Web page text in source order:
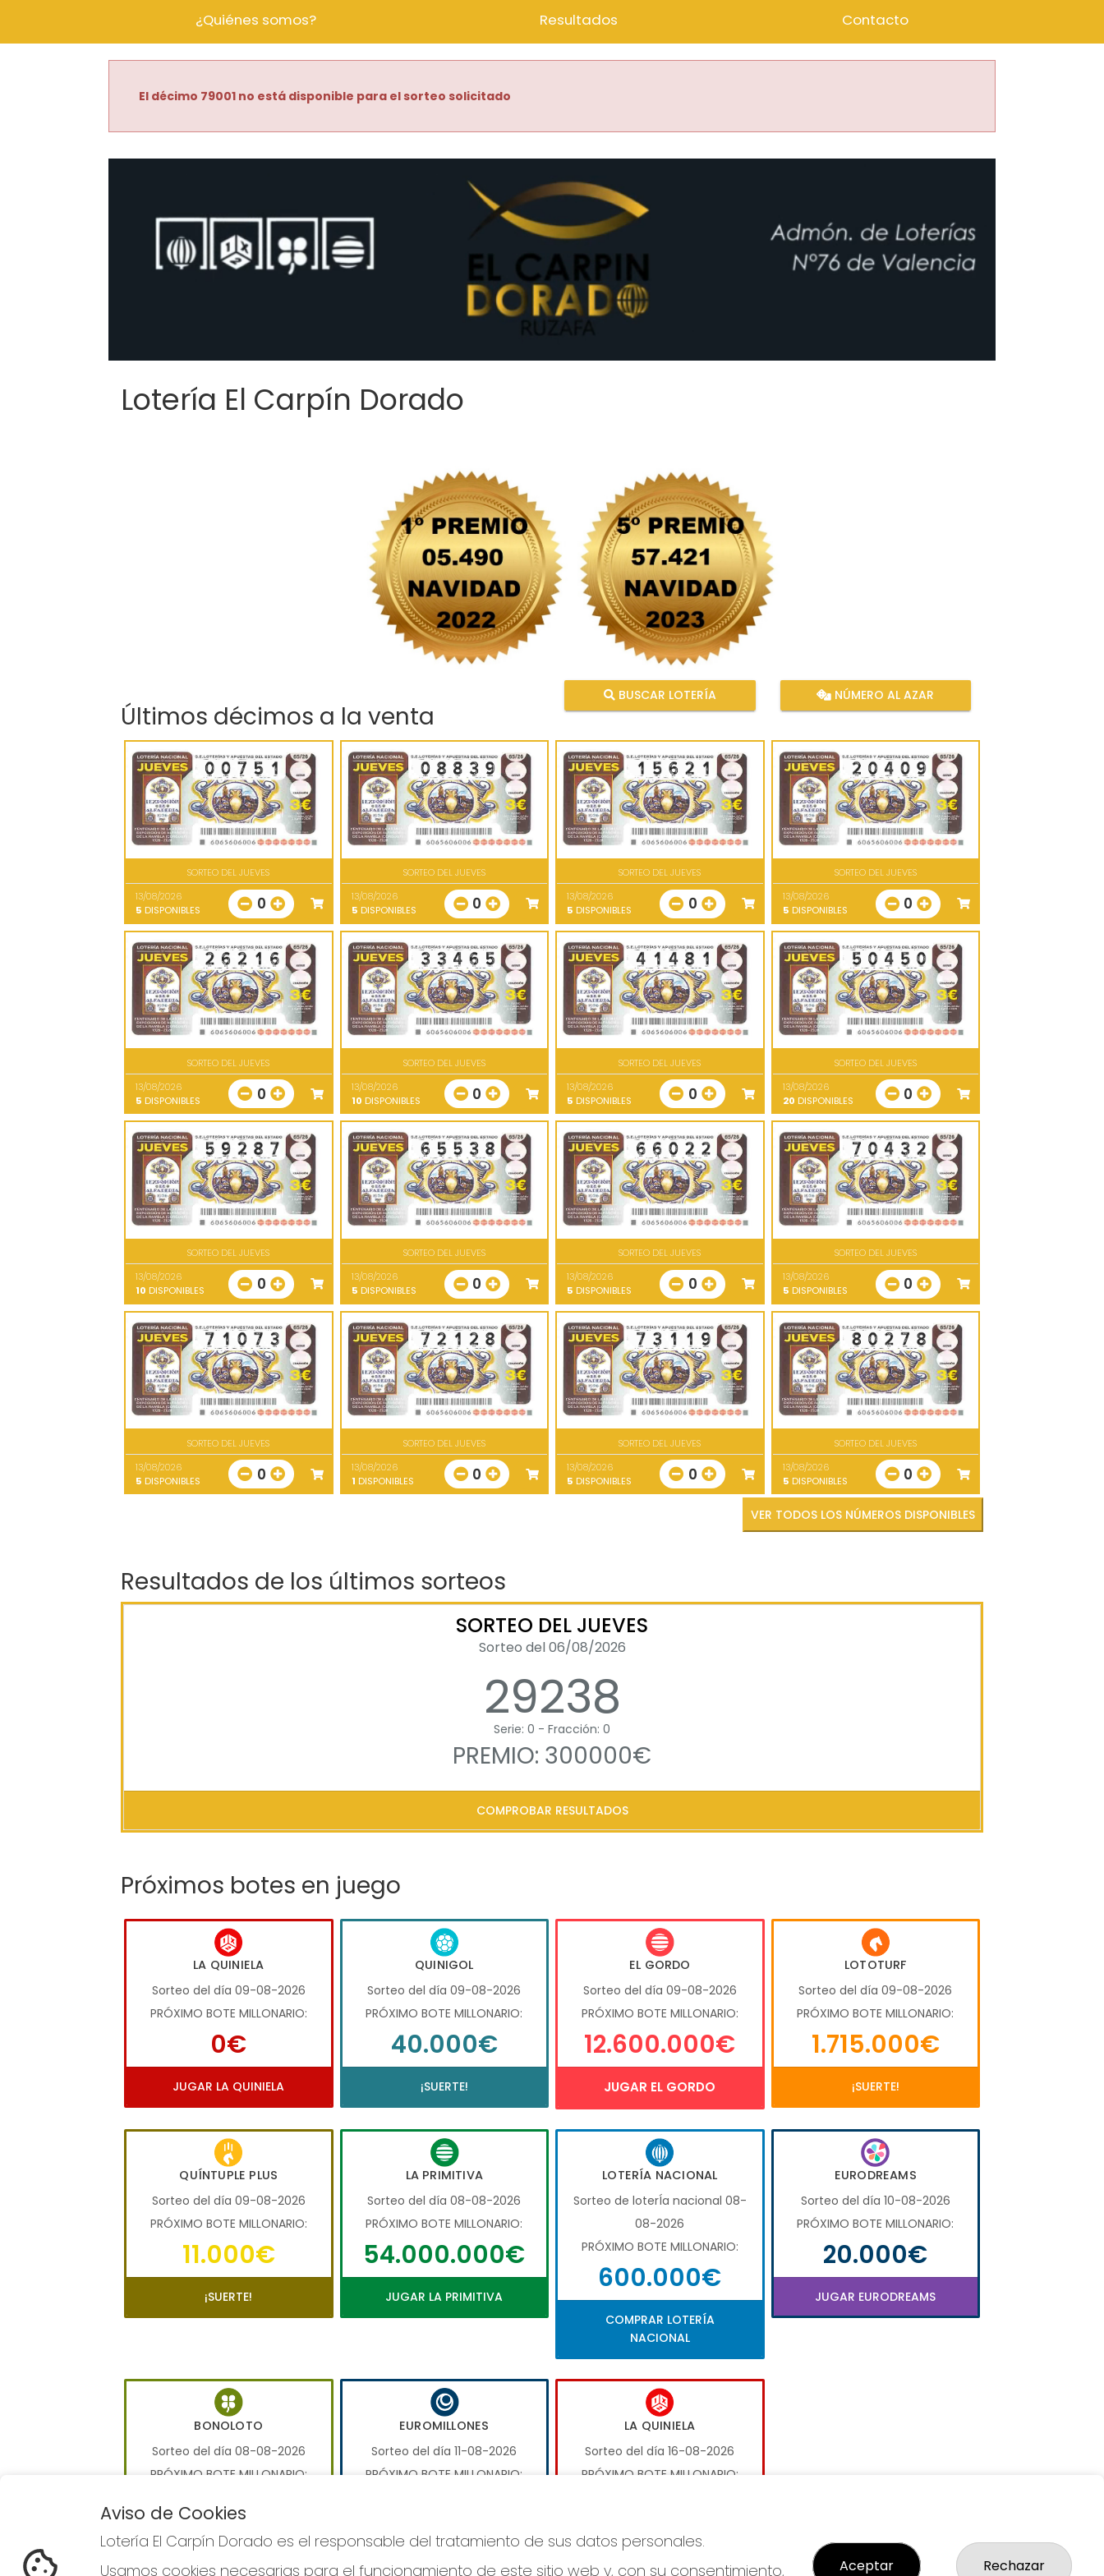
¿Quiénes somos? Resultados Contacto
El décimo 79001 no está disponible para el sorteo solicitado
Lotería El Carpín Dorado
Últimos décimos a la venta
BUSCAR LOTERÍA NÚMERO AL AZAR
SORTEO DEL JUEVES
13/08/2026
5 DISPONIBLES 0
SORTEO DEL JUEVES
13/08/2026
5 DISPONIBLES 0
SORTEO DEL JUEVES
13/08/2026
5 DISPONIBLES 0
SORTEO DEL JUEVES
13/08/2026
5 DISPONIBLES 0
SORTEO DEL JUEVES
13/08/2026
5 DISPONIBLES 0
SORTEO DEL JUEVES
13/08/2026
10 DISPONIBLES 0
SORTEO DEL JUEVES
13/08/2026
5 DISPONIBLES 0
SORTEO DEL JUEVES
13/08/2026
20 DISPONIBLES 0
SORTEO DEL JUEVES
13/08/2026
10 DISPONIBLES 0
SORTEO DEL JUEVES
13/08/2026
5 DISPONIBLES 0
SORTEO DEL JUEVES
13/08/2026
5 DISPONIBLES 0
SORTEO DEL JUEVES
13/08/2026
5 DISPONIBLES 0
SORTEO DEL JUEVES
13/08/2026
5 DISPONIBLES 0
SORTEO DEL JUEVES
13/08/2026
1 DISPONIBLES 0
SORTEO DEL JUEVES
13/08/2026
5 DISPONIBLES 0
SORTEO DEL JUEVES
13/08/2026
5 DISPONIBLES 0
VER TODOS LOS NÚMEROS DISPONIBLES
Resultados de los últimos sorteos
SORTEO DEL JUEVES
Sorteo del 06/08/2026
29238
Serie: 0 - Fracción: 0
PREMIO: 300000€
COMPROBAR RESULTADOS
Próximos botes en juego
LA QUINIELA
Sorteo del día 09-08-2026
PRÓXIMO BOTE MILLONARIO:
0€
JUGAR LA QUINIELA
QUINIGOL
Sorteo del día 09-08-2026
PRÓXIMO BOTE MILLONARIO:
40.000€
¡SUERTE!
EL GORDO
Sorteo del día 09-08-2026
PRÓXIMO BOTE MILLONARIO:
12.600.000€
JUGAR EL GORDO
LOTOTURF
Sorteo del día 09-08-2026
PRÓXIMO BOTE MILLONARIO:
1.715.000€
¡SUERTE!
QUÍNTUPLE PLUS
Sorteo del día 09-08-2026
PRÓXIMO BOTE MILLONARIO:
11.000€
¡SUERTE!
LA PRIMITIVA
Sorteo del día 08-08-2026
PRÓXIMO BOTE MILLONARIO:
54.000.000€
JUGAR LA PRIMITIVA
LOTERÍA NACIONAL
Sorteo de loterÍa nacional 08-
08-2026
PRÓXIMO BOTE MILLONARIO:
600.000€
COMPRAR LOTERÍA
NACIONAL
EURODREAMS
Sorteo del día 10-08-2026
PRÓXIMO BOTE MILLONARIO:
20.000€
JUGAR EURODREAMS
BONOLOTO
Sorteo del día 08-08-2026
PRÓXIMO BOTE MILLONARIO:
0€
JUGAR BONOLOTO
EUROMILLONES
Sorteo del día 11-08-2026
PRÓXIMO BOTE MILLONARIO:
JUGAR EUROMILLONES
LA QUINIELA
Sorteo del día 16-08-2026
PRÓXIMO BOTE MILLONARIO:
JUGAR LA QUINIELA
Aviso de Cookies
Lotería El Carpín Dorado es el responsable del tratamiento de sus datos personales.
Usamos cookies necesarias para el funcionamiento de este sitio web y, con su consentimiento,
Aceptar Rechazar